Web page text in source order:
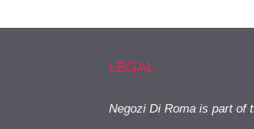
LEGAL
Negozi Di Roma is part of